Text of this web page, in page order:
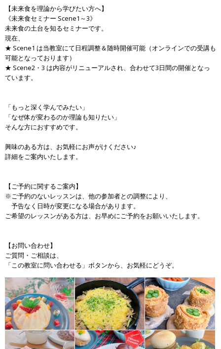
【未来食を理論から学びたい方へ】
《未来食セミナー Scene1～3》
未来食の土台を知るセミナーです。
現在、
★ Scene1 は当教室にて日程調整＆随時開催可能（オンラインでの受講も
可能となっております）
★ Scene2・3 は内容がリニューアルされ、合わせて3日間の開催となっ
ています。
「もっと深く学んでみたい」
「なぜ体が変わるのか理論も知りたい」
そんな方におすすめです。
興味のある方は、お気軽にお声がけください♪
詳細をご案内いたします。
【ご予約に関するご案内】
※ご予約のないレッスンは、他の参加者との調整により、
予告なく日時が変更になる場合があります。
ご希望のレッスンがある方は、お早めにご予約をお願いいたします。
【お問い合わせ】
ご質問・ご相談は、
「この教室に問い合わせる」ボタンから、お気軽にどうぞ。